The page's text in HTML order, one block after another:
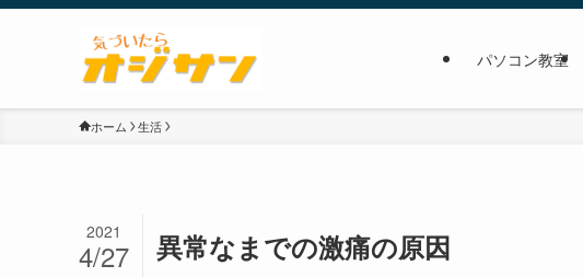
パソコン教室
ホーム 生活
異常なまでの激痛の原因
2021
4/27